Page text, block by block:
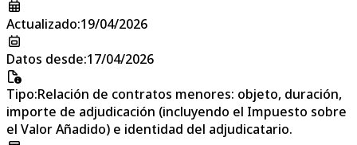
Actualizado:19/04/2026
Datos desde:17/04/2026
Tipo:Relación de contratos menores: objeto, duración,
importe de adjudicación (incluyendo el Impuesto sobre
el Valor Añadido) e identidad del adjudicatario.